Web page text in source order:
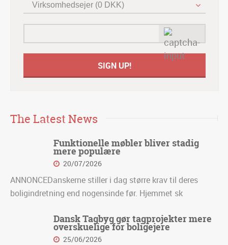
Virksomhedsejer (0 DKK)
The Latest News
Funktionelle møbler bliver stadig
mere populære
20/07/2026
ANNONCEDanskerne stiller i dag større krav til deres
boligindretning end nogensinde før. Hjemmet sk
Dansk Tagbyg gør tagprojekter mere
overskuelige for boligejere
25/06/2026